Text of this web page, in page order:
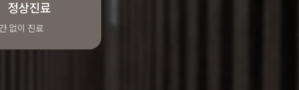
정상진료
없이 진료